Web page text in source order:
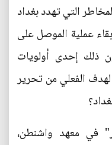
التي تهدد بغداد
عملية الموصل على
ذلك إحدى أولويات
الفعلي من تحرير
في معهد واشنطن،